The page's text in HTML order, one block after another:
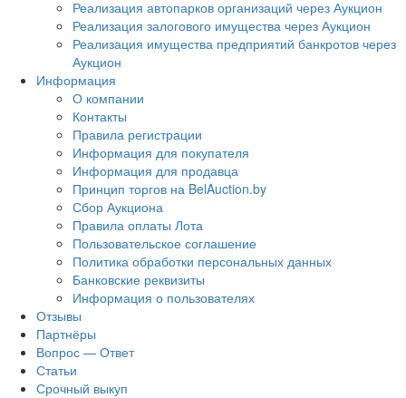
Реализация автопарков организаций через Аукцион
Реализация залогового имущества через Аукцион
Реализация имущества предприятий банкротов через
Аукцион
Информация
О компании
Контакты
Правила регистрации
Информация для покупателя
Информация для продавца
Принцип торгов на BelAuction.by
Сбор Аукциона
Правила оплаты Лота
Пользовательское соглашение
Политика обработки персональных данных
Банковские реквизиты
Информация о пользователях
Отзывы
Партнёры
Вопрос — Ответ
Статьи
Срочный выкуп